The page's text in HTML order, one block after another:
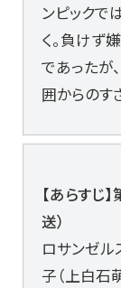
ンピックで
く。負けず
であったが
囲からのす
【あらすじ
送）
ロサンゼル
子（上白石